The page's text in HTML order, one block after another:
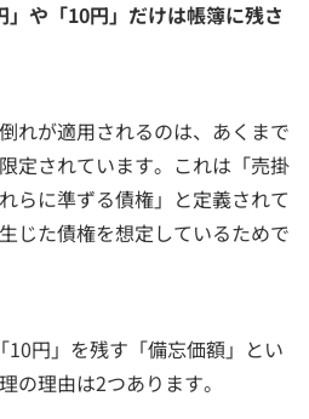
や「10円」だけは帳簿に残さ
れが適用されるのは、あくまで
定されています。これは「売掛
らに準ずる債権」と定義されて
じた債権を想定しているためで
10円」を残す「備忘価額」とい
の理由は2つあります。